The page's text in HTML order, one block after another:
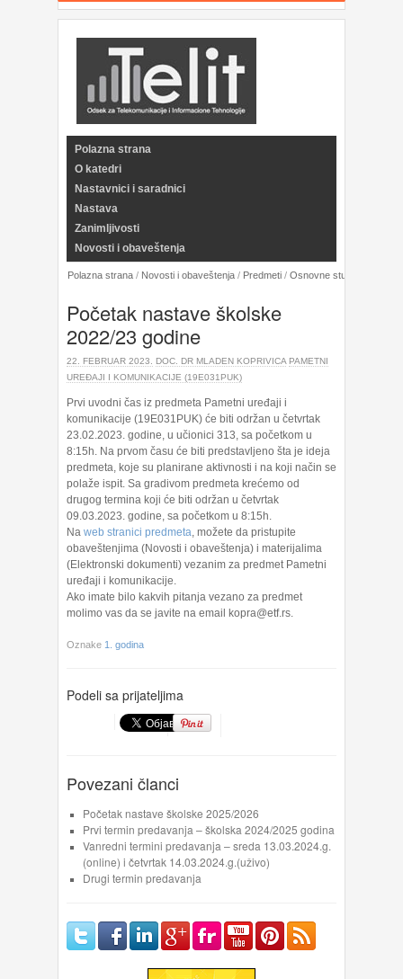
Polazna strana
O katedri
Nastavnici i saradnici
Nastava
Zanimljivosti
Novosti i obaveštenja
Polazna strana / Novosti i obaveštenja / Predmeti / Osnovne studije
Početak nastave školske
2022/23 godine
22. FEBRUAR 2023. DOC. DR MLADEN KOPRIVICA PAMETNI
UREĐAJI I KOMUNIKACIJE (19E031PUK)
Prvi uvodni čas iz predmeta Pametni uređaji i
komunikacije (19E031PUK) će biti održan u četvrtak
23.02.2023. godine, u učionici 313, sa početkom u
8:15h. Na prvom času će biti predstavljeno šta je ideja
predmeta, koje su planirane aktivnosti i na koji način se
polaže ispit. Sa gradivom predmeta krećemo od
drugog termina koji će biti održan u četvrtak
09.03.2023. godine, sa početkom u 8:15h.
Na web stranici predmeta, možete da pristupite
obaveštenjima (Novosti i obaveštenja) i materijalima
(Elektronski dokumenti) vezanim za predmet Pametni
uređaji i komunikacije.
Ako imate bilo kakvih pitanja vezano za predmet
molimo vas da se javite na email kopra@etf.rs.
Oznake 1. godina
Podeli sa prijateljima
Povezani članci
Početak nastave školske 2025/2026
Prvi termin predavanja – školska 2024/2025 godina
Vanredni termini predavanja – sreda 13.03.2024.g.
(online) i četvrtak 14.03.2024.g.(uživo)
Drugi termin predavanja